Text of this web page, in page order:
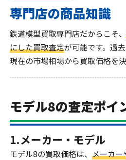
専門店の商品知識
鉄道模型買取専門店だからこそ、
にした買取査定が可能です。過
現在の市場相場から買取価格を決
モデル8の査定ポイ
1.メーカー・モデル
モデル8の買取価格は、 メーカー